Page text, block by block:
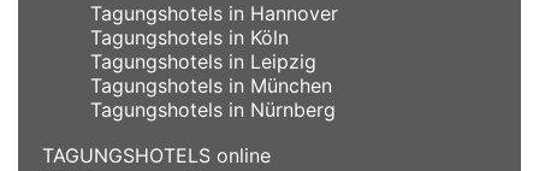
Tagungshotels in Hannover
Tagungshotels in Köln
Tagungshotels in Leipzig
Tagungshotels in München
Tagungshotels in Nürnberg
TAGUNGSHOTELS online